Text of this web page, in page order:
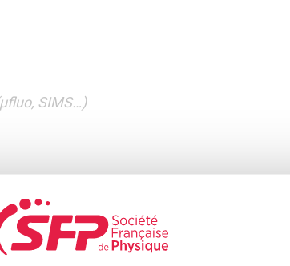
SIMS…)
soit sur la face. Isolant il devra être
gazeuse)